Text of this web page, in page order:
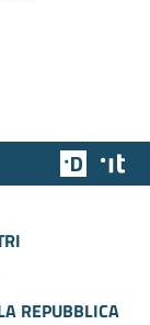
Team
REPUBBLICA